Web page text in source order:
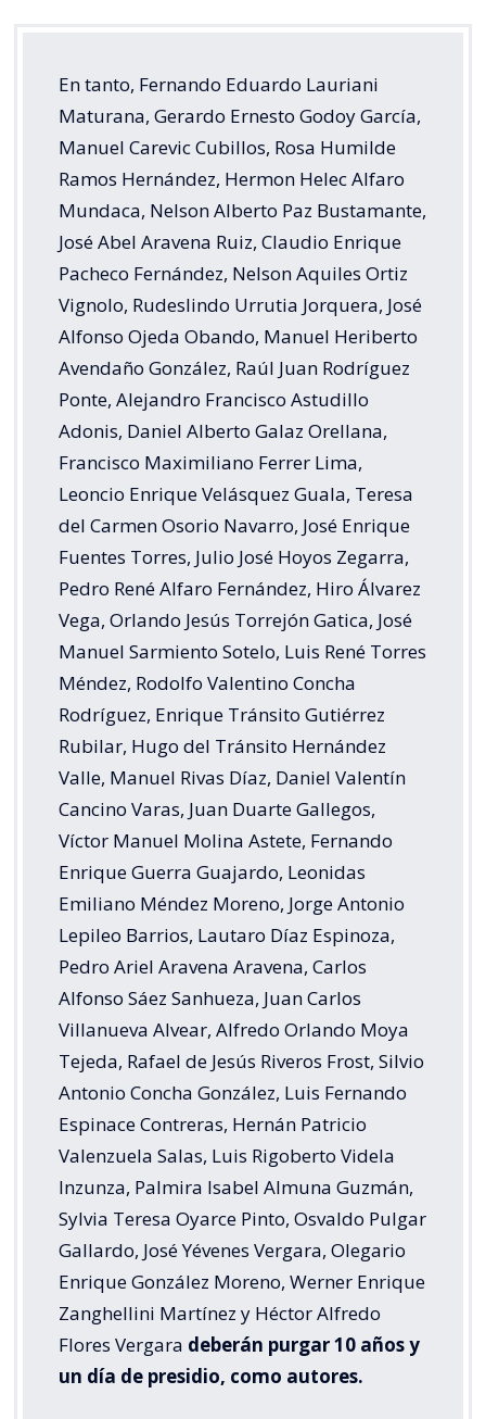
En tanto, Fernando Eduardo Lauriani
Maturana, Gerardo Ernesto Godoy García,
Manuel Carevic Cubillos, Rosa Humilde
Ramos Hernández, Hermon Helec Alfaro
Mundaca, Nelson Alberto Paz Bustamante,
José Abel Aravena Ruiz, Claudio Enrique
Pacheco Fernández, Nelson Aquiles Ortiz
Vignolo, Rudeslindo Urrutia Jorquera, José
Alfonso Ojeda Obando, Manuel Heriberto
Avendaño González, Raúl Juan Rodríguez
Ponte, Alejandro Francisco Astudillo
Adonis, Daniel Alberto Galaz Orellana,
Francisco Maximiliano Ferrer Lima,
Leoncio Enrique Velásquez Guala, Teresa
del Carmen Osorio Navarro, José Enrique
Fuentes Torres, Julio José Hoyos Zegarra,
Pedro René Alfaro Fernández, Hiro Álvarez
Vega, Orlando Jesús Torrejón Gatica, José
Manuel Sarmiento Sotelo, Luis René Torres
Méndez, Rodolfo Valentino Concha
Rodríguez, Enrique Tránsito Gutiérrez
Rubilar, Hugo del Tránsito Hernández
Valle, Manuel Rivas Díaz, Daniel Valentín
Cancino Varas, Juan Duarte Gallegos,
Víctor Manuel Molina Astete, Fernando
Enrique Guerra Guajardo, Leonidas
Emiliano Méndez Moreno, Jorge Antonio
Lepileo Barrios, Lautaro Díaz Espinoza,
Pedro Ariel Aravena Aravena, Carlos
Alfonso Sáez Sanhueza, Juan Carlos
Villanueva Alvear, Alfredo Orlando Moya
Tejeda, Rafael de Jesús Riveros Frost, Silvio
Antonio Concha González, Luis Fernando
Espinace Contreras, Hernán Patricio
Valenzuela Salas, Luis Rigoberto Videla
Inzunza, Palmira Isabel Almuna Guzmán,
Sylvia Teresa Oyarce Pinto, Osvaldo Pulgar
Gallardo, José Yévenes Vergara, Olegario
Enrique González Moreno, Werner Enrique
Zanghellini Martínez y Héctor Alfredo
Flores Vergara deberán purgar 10 años y
un día de presidio, como autores.